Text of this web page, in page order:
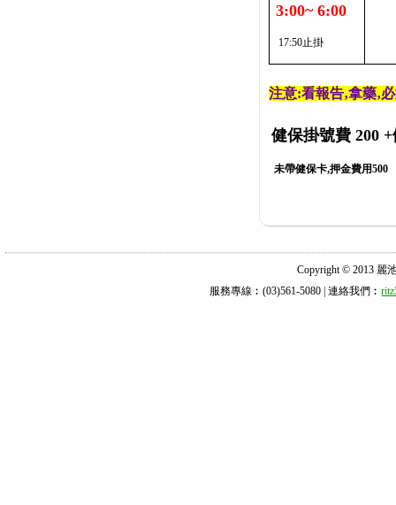
3:00~ 6:00
17:50止掛
注意:看報告‚拿藥‚
健保掛號費 200 +
未帶健保卡,押金費用500
Copyright © 2013 麗
服務專線︰(03)561-5080 | 連絡我們︰